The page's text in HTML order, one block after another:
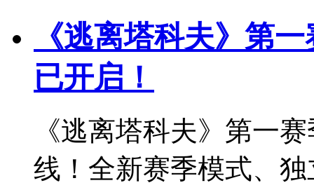
《逃离塔科夫》第
已开启！
《逃离塔科夫》第一
线！全新赛季模式、